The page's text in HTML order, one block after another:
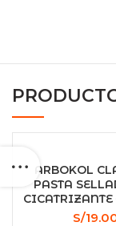
ARBOKOL
PASTA
CICATRIZANTE
S/